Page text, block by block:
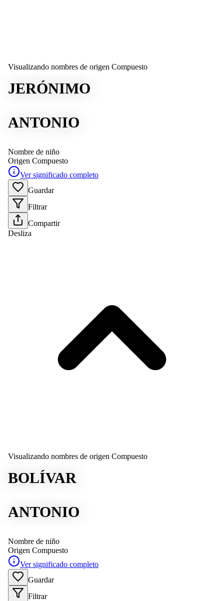
Visualizando nombres de origen Compuesto
JERÓNIMO
ANTONIO
Nombre de niño
Origen Compuesto
Ver significado completo
Guardar
Filtrar
Compartir
Desliza
Visualizando nombres de origen Compuesto
BOLÍVAR
ANTONIO
Nombre de niño
Origen Compuesto
Ver significado completo
Guardar
Filtrar